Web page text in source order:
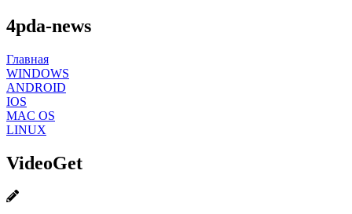
4pda-news
Главная
WINDOWS
ANDROID
IOS
MAC OS
LINUX
VideoGet